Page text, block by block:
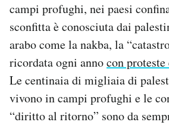
campi profughi, nei paesi
sconfitta è conosciuta dai
arabo come la nakba, la
ricordata ogni annocon
Le centinaia di migliaia di
vivono in campi profughi e le
“diritto al ritorno” sono da